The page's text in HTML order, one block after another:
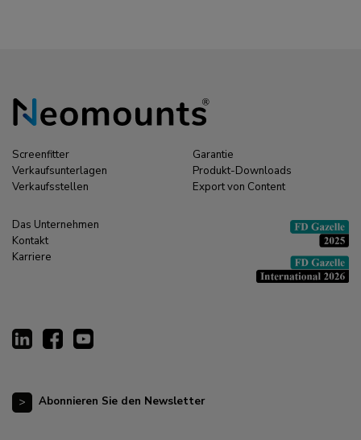
Screenfitter
Verkaufsunterlagen
Verkaufsstellen
Garantie
Produkt-Downloads
Export von Content
Das Unternehmen
Kontakt
Karriere
Abonnieren Sie den Newsletter